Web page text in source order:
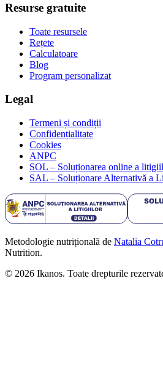
Resurse gratuite
Toate resursele
Rețete
Calculatoare
Blog
Program personalizat
Legal
Termeni și condiții
Confidențialitate
Cookies
ANPC
SOL – Soluționarea online a
SAL – Soluționare Alternativă a
Metodologie nutrițională de Natalia
Nutrition.
© 2026 Ikanos. Toate drepturile